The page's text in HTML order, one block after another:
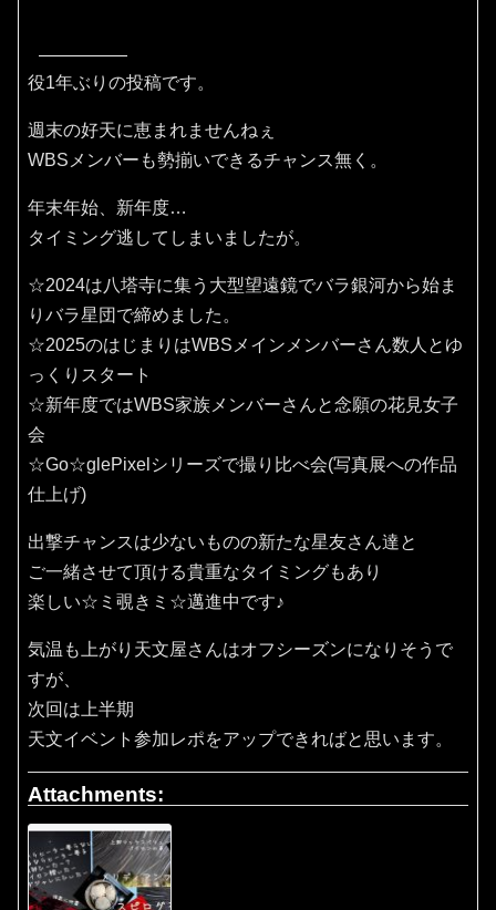
役1年ぶりの投稿です。
週末の好天に恵まれませんねぇ
WBSメンバーも勢揃いできるチャンス無く。
年末年始、新年度…
タイミング逃してしまいましたが。
☆2024は八塔寺に集う大型望遠鏡でバラ銀河から始ま
りバラ星団で締めました。
☆2025のはじまりはWBSメインメンバーさん数人とゆ
っくりスタート
☆新年度ではWBS家族メンバーさんと念願の花見女子
会
☆Go☆glePixelシリーズで撮り比べ会(写真展への作品
仕上げ)
出撃チャンスは少ないものの新たな星友さん達と
ご一緒させて頂ける貴重なタイミングもあり
楽しい☆ミ覗きミ☆邁進中です♪
気温も上がり天文屋さんはオフシーズンになりそうで
すが、
次回は上半期
天文イベント参加レポをアップできればと思います。
Attachments: